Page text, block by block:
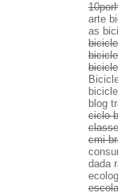
arte
as
blog
ciclo
cmi
dada